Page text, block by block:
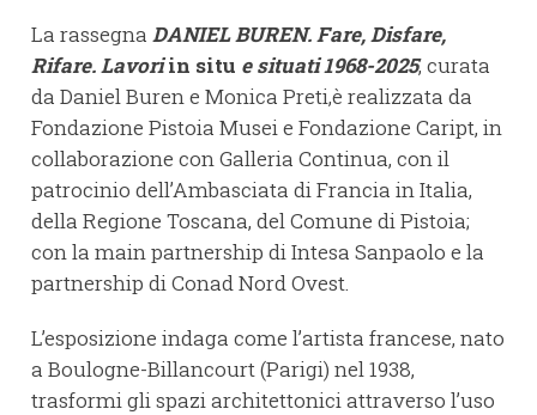
La rassegna DANIEL BUREN. Fare, Disfare,
Rifare. Lavoriin situ e situati 1968-2025, curata
da Daniel Buren e Monica Preti,è realizzata da
Fondazione Pistoia Musei e Fondazione Caript, in
collaborazione con Galleria Continua, con il
patrocinio dell’Ambasciata di Francia in Italia,
della Regione Toscana, del Comune di Pistoia;
con la main partnership di Intesa Sanpaolo e la
partnership di Conad Nord Ovest.
L’esposizione indaga come l’artista francese, nato
a Boulogne-Billancourt (Parigi) nel 1938,
trasformi gli spazi architettonici attraverso l’uso